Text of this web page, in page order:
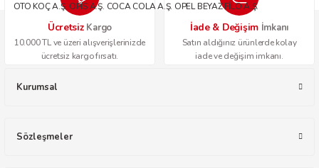
OTO KOÇ A.Ş. OPİS A.Ş. COCA COLA A.Ş. OPEL BEYAZ FİLO A.Ş.
Ücretsiz Kargo
10.000 TL ve üzeri alışverişlerinizde
ücretsiz kargo fırsatı.
İade & Değişim İmkanı
Satın aldığınız ürünlerde kolay
iade ve değişim imkanı.
Kurumsal
Sözleşmeler